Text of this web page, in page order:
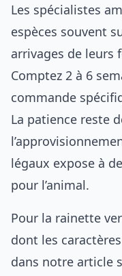
Les spécialistes
espèces souvent
arrivages de leurs
Comptez 2 à 6
commande
La patience reste
légaux expose à
pour l’animal.
Pour la rainette
dont les
dans notre article